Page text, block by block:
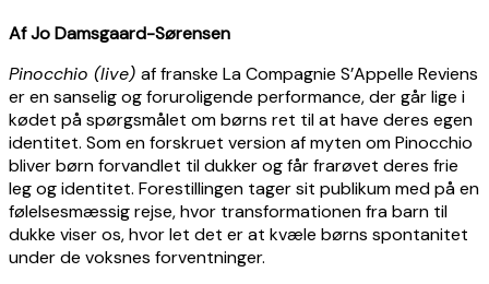
Af Jo Damsgaard-Sørensen
Pinocchio (live) af franske La Compagnie S’Appelle Reviens
er en sanselig og foruroligende performance, der går lige i
kødet på spørgsmålet om børns ret til at have deres egen
identitet. Som en forskruet version af myten om Pinocchio
bliver børn forvandlet til dukker og får frarøvet deres frie
leg og identitet. Forestillingen tager sit publikum med på en
følelsesmæssig rejse, hvor transformationen fra barn til
dukke viser os, hvor let det er at kvæle børns spontanitet
under de voksnes forventninger.